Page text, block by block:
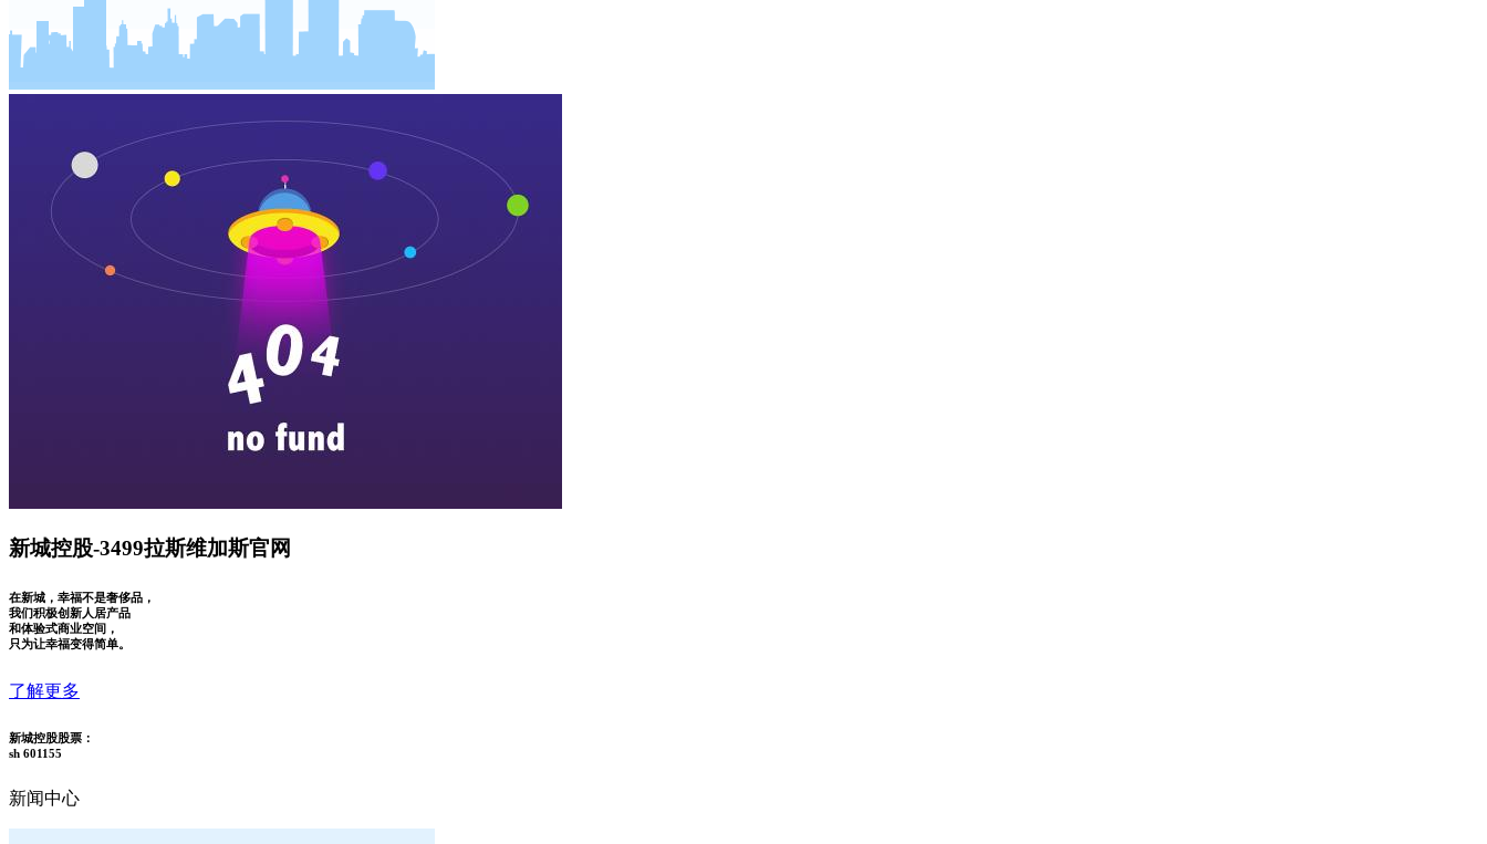
新城控股-3499拉斯维加斯官网
在新城，幸福不是奢侈品，
我们积极创新人居产品
和体验式商业空间，
只为让幸福变得简单。
了解更多
新城控股股票：
sh 601155
新闻中心